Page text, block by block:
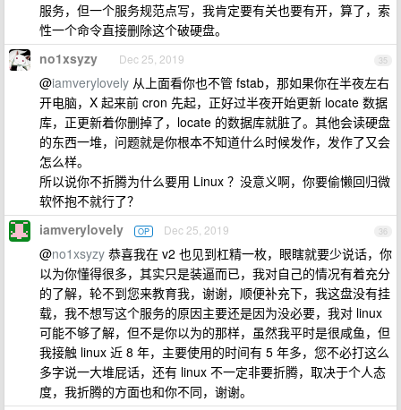
服务，但一个服务规范点写，我肯定要有关也要有开，算了，索
性一个命令直接删除这个破硬盘。
35
no1xsyzy Dec 25, 2019
@iamverylovely 从上面看你也不管 fstab，那如果你在半夜左右
开电脑，X 起来前 cron 先起，正好过半夜开始更新 locate 数据
库，正更新着你删掉了，locate 的数据库就脏了。其他会读硬盘
的东西一堆，问题就是你根本不知道什么时候发作，发作了又会
怎么样。
所以说你不折腾为什么要用 Linux ？没意义啊，你要偷懒回归微
软怀抱不就行了？
36
iamverylovely OP Dec 25, 2019
@no1xsyzy 恭喜我在 v2 也见到杠精一枚，眼瞎就要少说话，你
以为你懂得很多，其实只是装逼而已，我对自己的情况有着充分
的了解，轮不到您来教育我，谢谢，顺便补充下，我这盘没有挂
载，我不想写这个服务的原因主要还是因为没必要，我对 linux
可能不够了解，但不是你以为的那样，虽然我平时是很咸鱼，但
我接触 linux 近 8 年，主要使用的时间有 5 年多，您不必打这么
多字说一大堆屁话，还有 linux 不一定非要折腾，取决于个人态
度，我折腾的方面也和你不同，谢谢。